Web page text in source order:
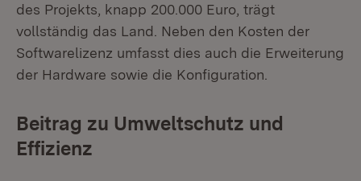
des Projekts, knapp 200.000 Euro, trägt
vollständig das Land. Neben den Kosten der
Softwarelizenz umfasst dies auch die Erweiterung
der Hardware sowie die Konfiguration.
Beitrag zu Umweltschutz und
Effizienz